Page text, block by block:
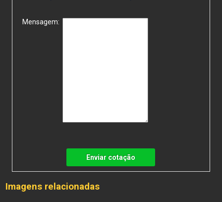
Mensagem:
Enviar cotação
Imagens relacionadas